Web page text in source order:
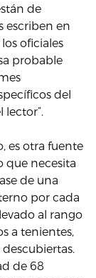
de
escriben en
oficiales
probable
del
lector”.
es otra fuente
que necesita
de una
por cada
al rango
a tenientes,
de 68